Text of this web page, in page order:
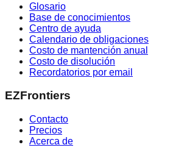
Glosario
Base de conocimientos
Centro de ayuda
Calendario de obligaciones
Costo de mantención anual
Costo de disolución
Recordatorios por email
EZFrontiers
Contacto
Precios
Acerca de